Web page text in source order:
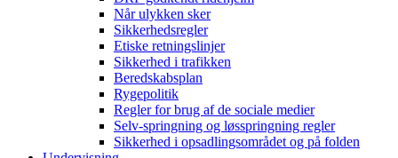
Når ulykken sker
Sikkerhedsregler
Etiske retningslinjer
Sikkerhed i trafikken
Beredskabsplan
Rygepolitik
Regler for brug af de sociale medier
Selv-springning og løsspringning regler
Sikkerhed i opsadlingsområdet og på folden